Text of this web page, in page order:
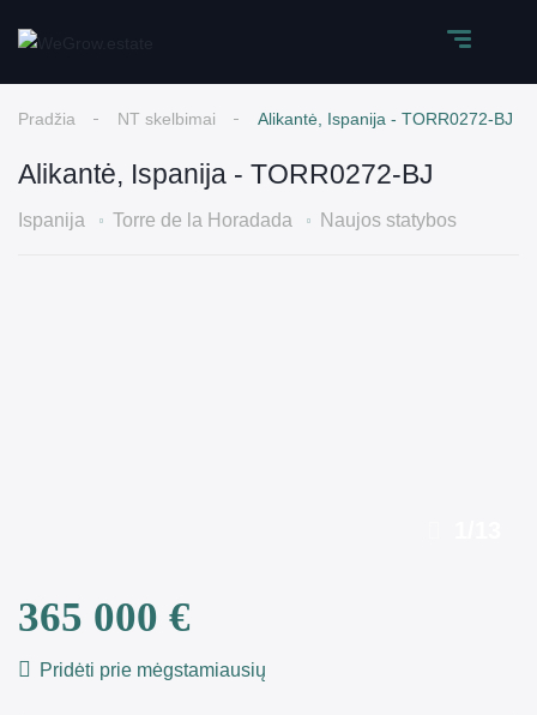
Pradžia NT skelbimai Alikantė, Ispanija - TORR0272-BJ
Alikantė, Ispanija - TORR0272-BJ
Ispanija Torre de la Horadada Naujos statybos
365 000 €
Pridėti prie mėgstamiausių